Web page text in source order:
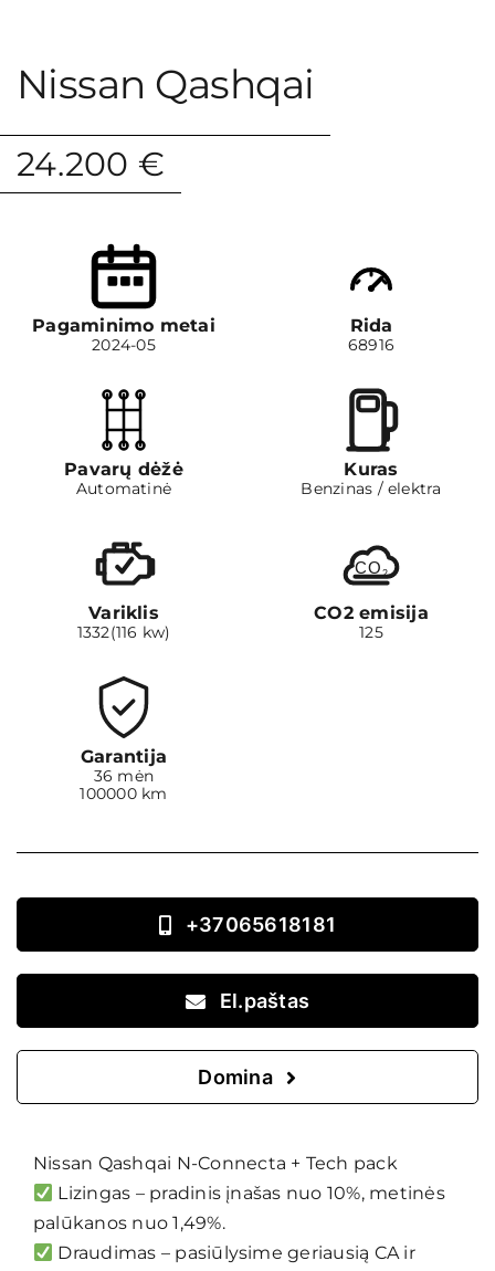
Nissan Qashqai
24.200 €
Pagaminimo metai
2024-05
Rida
68916
Pavarų dėžė
Automatinė
Kuras
Benzinas / elektra
Variklis
1332(116 kw)
CO2
CO2 emisija
125
Garantija
36 mėn
100000 km
+37065618181
El.paštas
Domina
Nissan Qashqai N-Connecta + Tech pack
Lizingas – pradinis įnašas nuo 10%, metinės
palūkanos nuo 1,49%.
Draudimas – pasiūlysime geriausią CA ir